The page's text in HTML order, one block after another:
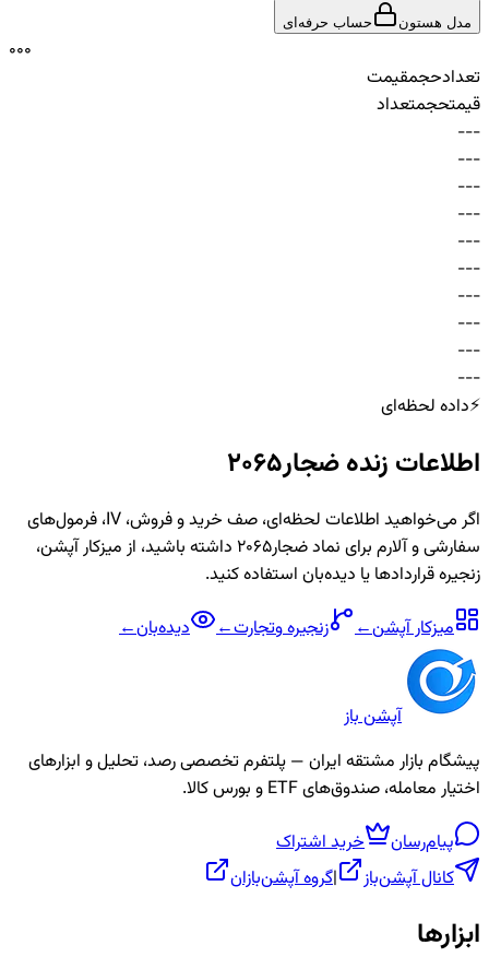
مدل هستون حساب حرفه‌ای
000
تعدادحجمقیمت
قیمتحجمتعداد
-
-
-
-
-
-
-
-
-
-
-
-
-
-
-
-
-
-
-
-
-
-
-
-
-
-
-
-
-
-
⚡داده لحظه‌ای
اطلاعات زندهضجار2065
اگر می‌خواهید اطلاعات لحظه‌ای، صف خرید و فروش، IV، فرمول‌های
سفارشی و آلارم برای نمادضجار2065
داشته باشید، از میزکار آپشن،
زنجیره قراردادها یا دیده‌بان استفاده کنید.
میزکار آپشن← زنجیرهوتجارت← دیده‌بان←
آپشن باز
پیشگام بازار مشتقه ایران — پلتفرم تخصصی رصد، تحلیل و ابزارهای
اختیار معامله، صندوق‌های ETF و بورس کالا.
پیام‌رسان
خرید اشتراک
کانال آپشن‌باز
|گروه آپشن‌بازان
ابزارها